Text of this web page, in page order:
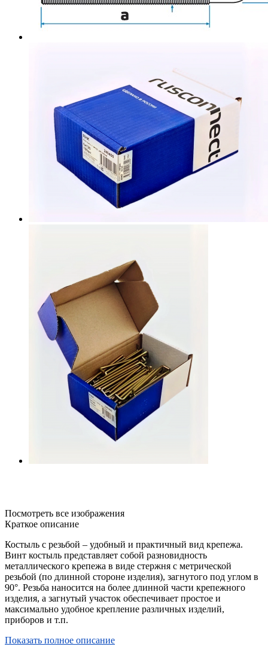
Посмотреть все изображения
Краткое описание
Костыль с резьбой – удобный и практичный вид крепежа.
Винт костыль представляет собой разновидность
металлического крепежа в виде стержня с метрической
резьбой (по длинной стороне изделия), загнутого под углом в
90°. Резьба наносится на более длинной части крепежного
изделия, а загнутый участок обеспечивает простое и
максимально удобное крепление различных изделий,
приборов и т.п.
Показать полное описание